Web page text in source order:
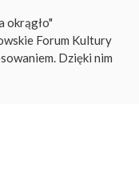
okrągło"
Forum Kultury
Dzięki nim